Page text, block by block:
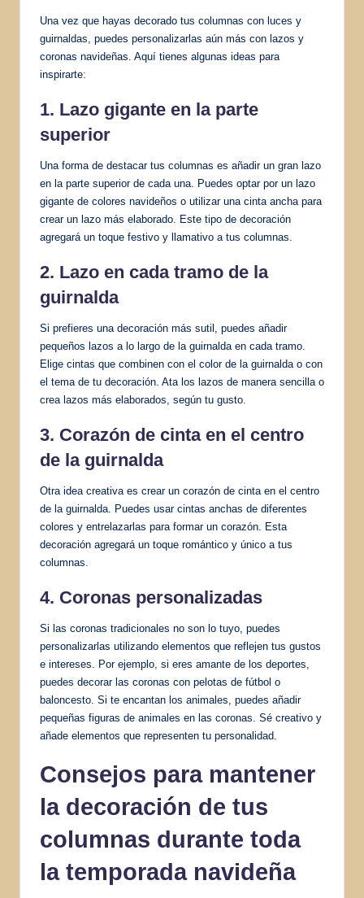
Una vez que hayas decorado tus columnas con luces y
guirnaldas, puedes personalizarlas aún más con lazos y
coronas navideñas. Aquí tienes algunas ideas para
inspirarte:
1. Lazo gigante en la parte
superior
Una forma de destacar tus columnas es añadir un gran lazo
en la parte superior de cada una. Puedes optar por un lazo
gigante de colores navideños o utilizar una cinta ancha para
crear un lazo más elaborado. Este tipo de decoración
agregará un toque festivo y llamativo a tus columnas.
2. Lazo en cada tramo de la
guirnalda
Si prefieres una decoración más sutil, puedes añadir
pequeños lazos a lo largo de la guirnalda en cada tramo.
Elige cintas que combinen con el color de la guirnalda o con
el tema de tu decoración. Ata los lazos de manera sencilla o
crea lazos más elaborados, según tu gusto.
3. Corazón de cinta en el centro
de la guirnalda
Otra idea creativa es crear un corazón de cinta en el centro
de la guirnalda. Puedes usar cintas anchas de diferentes
colores y entrelazarlas para formar un corazón. Esta
decoración agregará un toque romántico y único a tus
columnas.
4. Coronas personalizadas
Si las coronas tradicionales no son lo tuyo, puedes
personalizarlas utilizando elementos que reflejen tus gustos
e intereses. Por ejemplo, si eres amante de los deportes,
puedes decorar las coronas con pelotas de fútbol o
baloncesto. Si te encantan los animales, puedes añadir
pequeñas figuras de animales en las coronas. Sé creativo y
añade elementos que representen tu personalidad.
Consejos para mantener
la decoración de tus
columnas durante toda
la temporada navideña